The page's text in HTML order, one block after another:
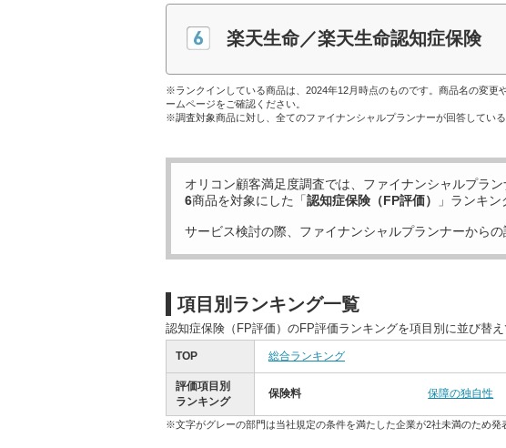
楽天生命／楽天生命認知症保険
※ランクインしている商品は、2024年12月時点のものです。商品名の変更
ームページをご確認ください。
※調査対象商品に対し、全てのファイナンシャルプランナーが回答している
オリコン顧客満足度調査では、ファイナンシャルプラン
6商品を対象にした「認知症保険（FP評価） 」ランキン
サービス検討の際、ファイナンシャルプランナーからの
項目別ランキング一覧
認知症保険（FP評価）のFP評価ランキングを項目別に並び替え
TOP 総合ランキング
評価項目別
ランキング
保険料 保障の独自性
※文字がグレーの部門は当社規定の条件を満たした企業が2社未満のため発